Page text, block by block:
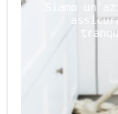
Siamo